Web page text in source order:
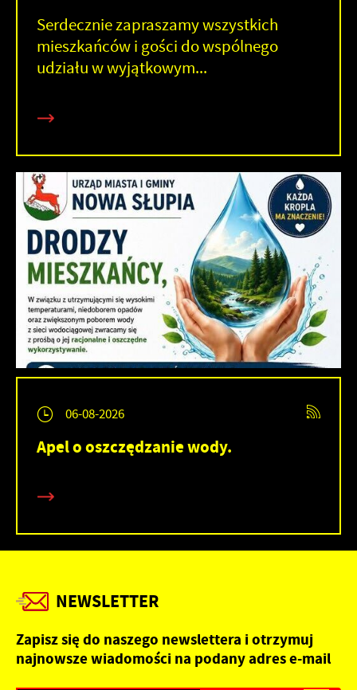
Serdecznie zapraszamy wszystkich
mieszkańców i gości do wspólnego
udziału w wyjątkowym...
06-08-2026
Apel o oszczędzanie wody.
NEWSLETTER
Zapisz się do naszego newslettera i otrzymuj
najnowsze wiadomości na podany adres e-mail